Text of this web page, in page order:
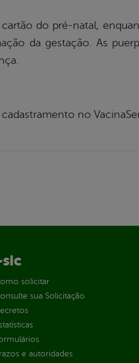
do pré-natal,
da gestação. As
no
sic
solicitar
sua Solicitação
e autoridades